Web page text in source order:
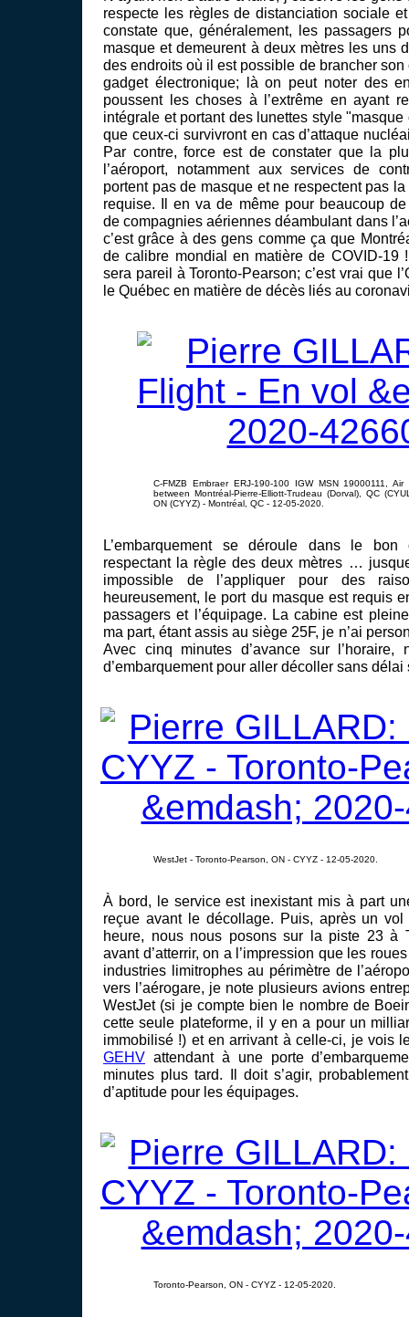
respecte les règles de distanciation sociale
constate que, généralement, les passagers
masque et demeurent à deux mètres les uns
des endroits où il est possible de brancher
gadget électronique; là on peut noter des
poussent les choses à l’extrême en ayant
intégrale et portant des lunettes style
que ceux-ci survivront en cas d’attaque
Par contre, force est de constater que la
l’aéroport, notamment aux services de
portent pas de masque et ne respectent pas
requise. Il en va de même pour beaucoup de
de compagnies aériennes déambulant dans
c’est grâce à des gens comme ça que
de calibre mondial en matière de COVID-19
sera pareil à Toronto-Pearson; c’est vrai que
le Québec en matière de décès liés au
C-FMZB Embraer ERJ-190-100 IGW MSN 19000111,
between Montréal-Pierre-Elliott-Trudeau (Dorval), QC
ON (CYYZ) - Montréal, QC - 12-05-2020.
L’embarquement se déroule dans le
respectant la règle des deux mètres …
impossible de l’appliquer pour des
heureusement, le port du masque est requis
passagers et l’équipage. La cabine est
ma part, étant assis au siège 25F, je n’ai
Avec cinq minutes d’avance sur l’horaire,
d’embarquement pour aller décoller sans délai
WestJet - Toronto-Pearson, ON - CYYZ - 12-05-2020.
À bord, le service est inexistant mis à part
reçue avant le décollage. Puis, après un vol
heure, nous nous posons sur la piste 23 à
avant d’atterrir, on a l’impression que les
industries limitrophes au périmètre de
vers l’aérogare, je note plusieurs avions
WestJet (si je compte bien le nombre de
cette seule plateforme, il y en a pour un
immobilisé !) et en arrivant à celle-ci, je vois
GEHV attendant à une porte
minutes plus tard. Il doit s’agir,
d’aptitude pour les équipages.
Toronto-Pearson, ON - CYYZ - 12-05-2020.